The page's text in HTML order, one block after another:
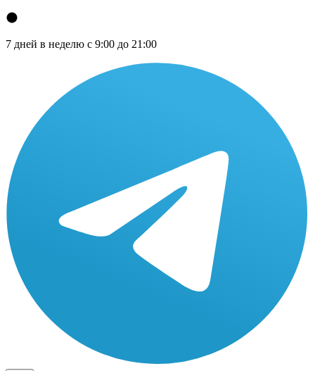
7 дней в неделю с 9:00 до 21:00